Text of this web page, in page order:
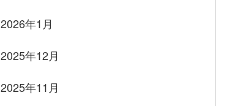
2026年1月
2025年12月
2025年11月